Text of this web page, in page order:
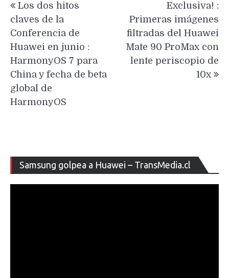
de
entradas
Los dos hitos
claves de la
Conferencia de
Huawei en junio :
HarmonyOS 7 para
China y fecha de beta
global de
HarmonyOS
Exclusiva! :
Primeras imágenes
filtradas del Huawei
Mate 90 ProMax con
lente periscopio de
10x
Samsung golpea a Huawei – TransMedia.cl
de